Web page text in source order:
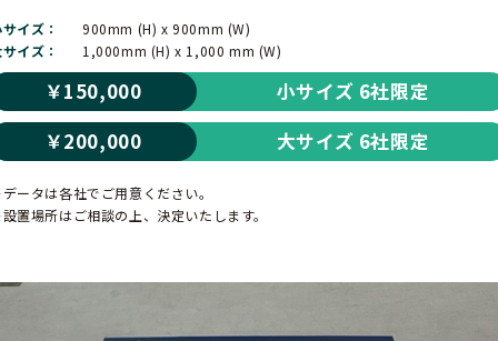
イズ
900mm (H) x 900mm (W)
イズ
1,000mm (H) x 1,000 mm (W)
￥150,000
小サイズ 6社限定
￥200,000
大サイズ 6社限定
ータは各社でご用意ください。
置場所はご相談の上、決定いたします。